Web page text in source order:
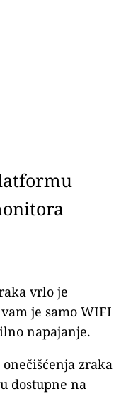
vrlo je
je samo WIFI
napajanje.
zraka
dostupne na